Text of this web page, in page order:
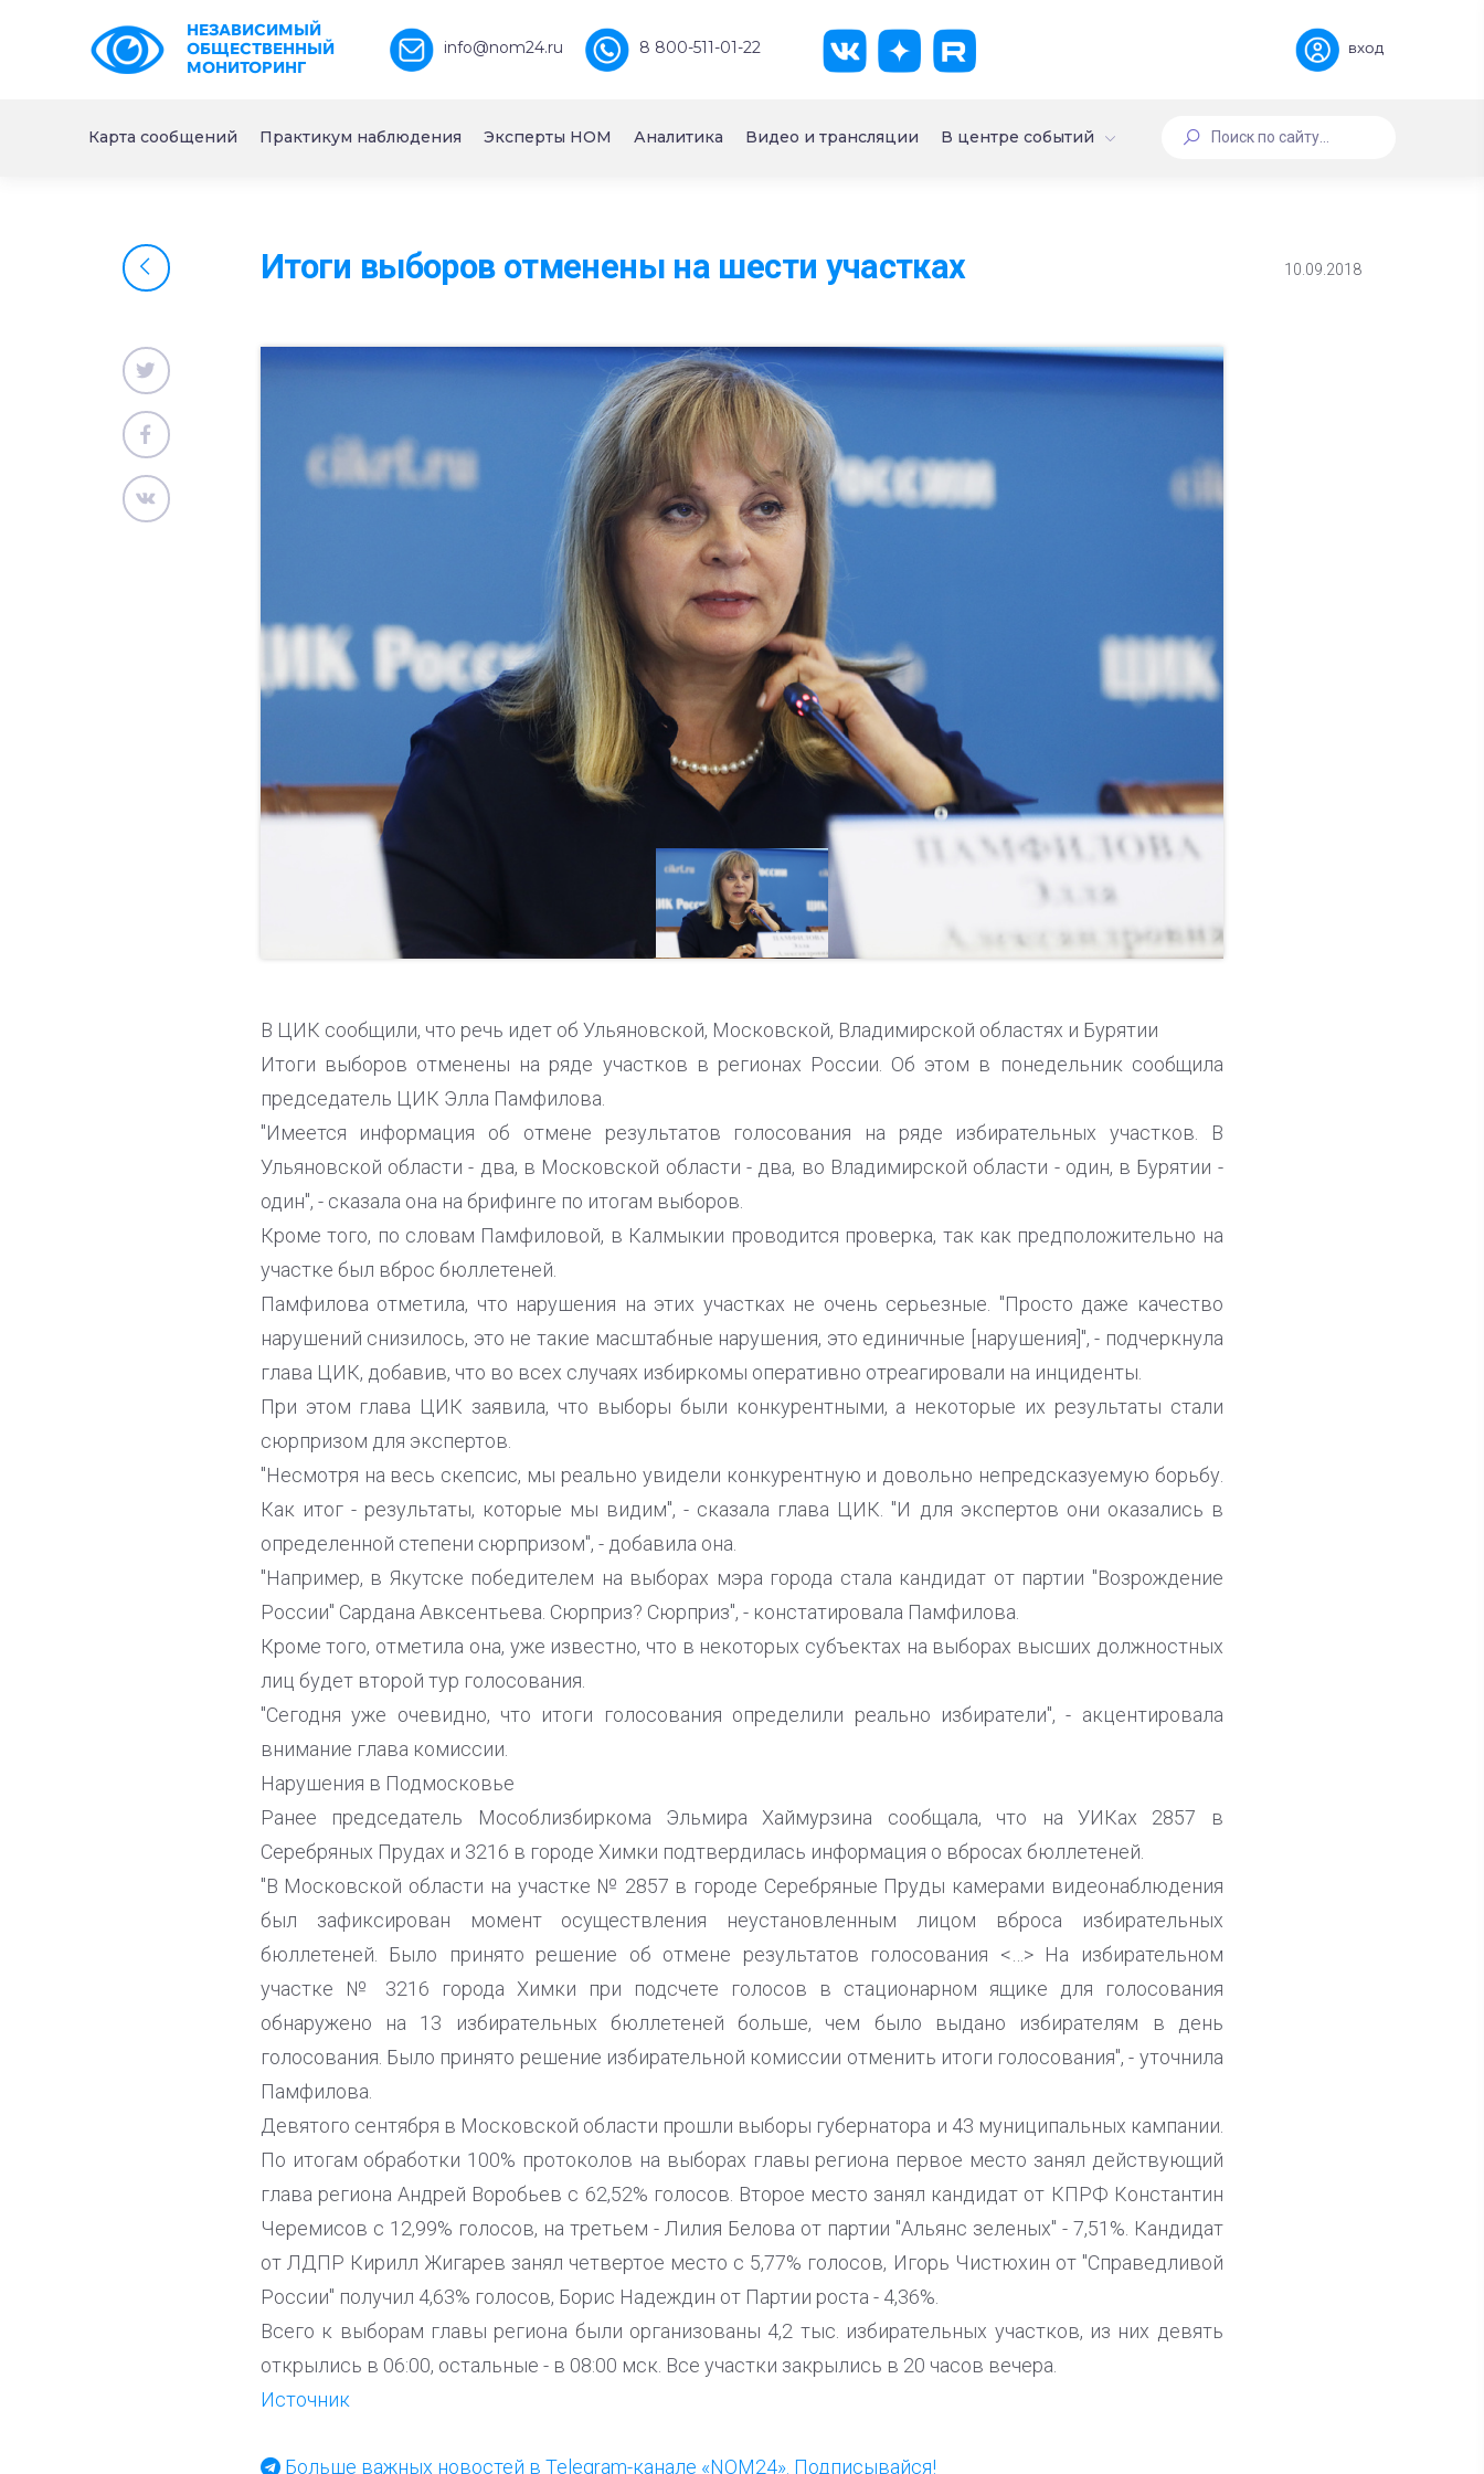
НЕЗАВИСИМЫЙ
ОБЩЕСТВЕННЫЙ
МОНИТОРИНГ
info@nom24.ru 8 800-511-01-22 вход
Карта сообщений Практикум наблюдения Эксперты НОМ Аналитика Видео и трансляции В центре событий
Итоги выборов отменены на шести участках 10.09.2018
В ЦИК сообщили, что речь идет об Ульяновской, Московской, Владимирской областях и Бурятии
Итоги выборов отменены на ряде участков в регионах России. Об этом в понедельник сообщила
председатель ЦИК Элла Памфилова.
"Имеется информация об отмене результатов голосования на ряде избирательных участков. В
Ульяновской области - два, в Московской области - два, во Владимирской области - один, в Бурятии -
один", - сказала она на брифинге по итогам выборов.
Кроме того, по словам Памфиловой, в Калмыкии проводится проверка, так как предположительно на
участке был вброс бюллетеней.
Памфилова отметила, что нарушения на этих участках не очень серьезные. "Просто даже качество
нарушений снизилось, это не такие масштабные нарушения, это единичные [нарушения]", - подчеркнула
глава ЦИК, добавив, что во всех случаях избиркомы оперативно отреагировали на инциденты.
При этом глава ЦИК заявила, что выборы были конкурентными, а некоторые их результаты стали
сюрпризом для экспертов.
"Несмотря на весь скепсис, мы реально увидели конкурентную и довольно непредсказуемую борьбу.
Как итог - результаты, которые мы видим", - сказала глава ЦИК. "И для экспертов они оказались в
определенной степени сюрпризом", - добавила она.
"Например, в Якутске победителем на выборах мэра города стала кандидат от партии "Возрождение
России" Сардана Авксентьева. Сюрприз? Сюрприз", - констатировала Памфилова.
Кроме того, отметила она, уже известно, что в некоторых субъектах на выборах высших должностных
лиц будет второй тур голосования.
"Сегодня уже очевидно, что итоги голосования определили реально избиратели", - акцентировала
внимание глава комиссии.
Нарушения в Подмосковье
Ранее председатель Мособлизбиркома Эльмира Хаймурзина сообщала, что на УИКах 2857 в
Серебряных Прудах и 3216 в городе Химки подтвердилась информация о вбросах бюллетеней.
"В Московской области на участке № 2857 в городе Серебряные Пруды камерами видеонаблюдения
был зафиксирован момент осуществления неустановленным лицом вброса избирательных
бюллетеней. Было принято решение об отмене результатов голосования <…> На избирательном
участке № 3216 города Химки при подсчете голосов в стационарном ящике для голосования
обнаружено на 13 избирательных бюллетеней больше, чем было выдано избирателям в день
голосования. Было принято решение избирательной комиссии отменить итоги голосования", - уточнила
Памфилова.
Девятого сентября в Московской области прошли выборы губернатора и 43 муниципальных кампании.
По итогам обработки 100% протоколов на выборах главы региона первое место занял действующий
глава региона Андрей Воробьев с 62,52% голосов. Второе место занял кандидат от КПРФ Константин
Черемисов с 12,99% голосов, на третьем - Лилия Белова от партии "Альянс зеленых" - 7,51%. Кандидат
от ЛДПР Кирилл Жигарев занял четвертое место с 5,77% голосов, Игорь Чистюхин от "Справедливой
России" получил 4,63% голосов, Борис Надеждин от Партии роста - 4,36%.
Всего к выборам главы региона были организованы 4,2 тыс. избирательных участков, из них девять
открылись в 06:00, остальные - в 08:00 мск. Все участки закрылись в 20 часов вечера.
Источник
Больше важных новостей в Telegram-канале «NOM24». Подписывайся!